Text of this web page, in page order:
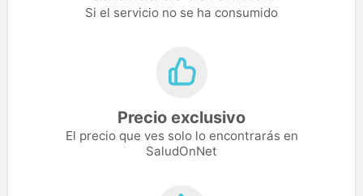
Si el servicio no se ha consumido
Precio exclusivo
El precio que ves solo lo encontrarás en
SaludOnNet